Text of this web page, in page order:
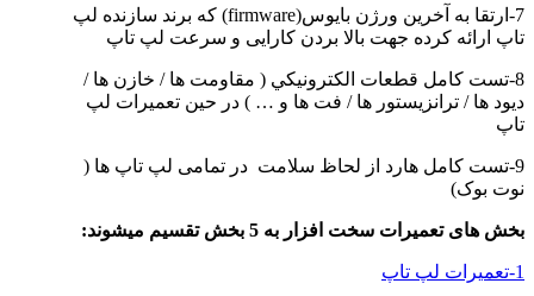
7-ارتقا به آخرین ورژن بایوس(firmware) که برند سازنده لپ
تاپ ارائه کرده جهت بالا بردن کارایی و سرعت لپ تاپ
8-تست کامل قطعات الکترونيکي ( مقاومت ها / خازن ها /
ديود ها / ترانزيستور ها / فت ها و … ) در حین تعمیرات لپ
تاپ
9-تست کامل هارد از لحاظ سلامت در تمامی لپ تاپ ها (
نوت بوک)
بخش های تعمیرات سخت افزار به 5 بخش تقسیم میشوند :
1-تعمیرات لپ تاپ